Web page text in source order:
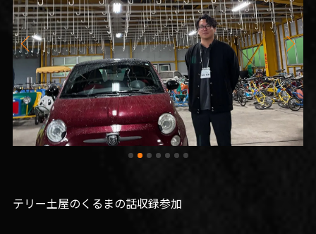
テリー土屋のくるまの話収録参加